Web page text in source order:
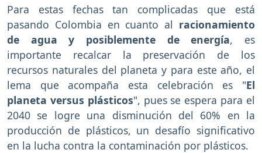
Para estas fechas tan complicadas que está
pasando Colombia en cuanto al racionamiento
de agua y posiblemente de energía, es
importante recalcar la preservación de los
recursos naturales del planeta y para este año, el
lema que acompaña esta celebración es "El
planeta versus plásticos", pues se espera para el
2040 se logre una disminución del 60% en la
producción de plásticos, un desafío significativo
en la lucha contra la contaminación por plásticos.